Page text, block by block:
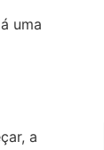
uma
a